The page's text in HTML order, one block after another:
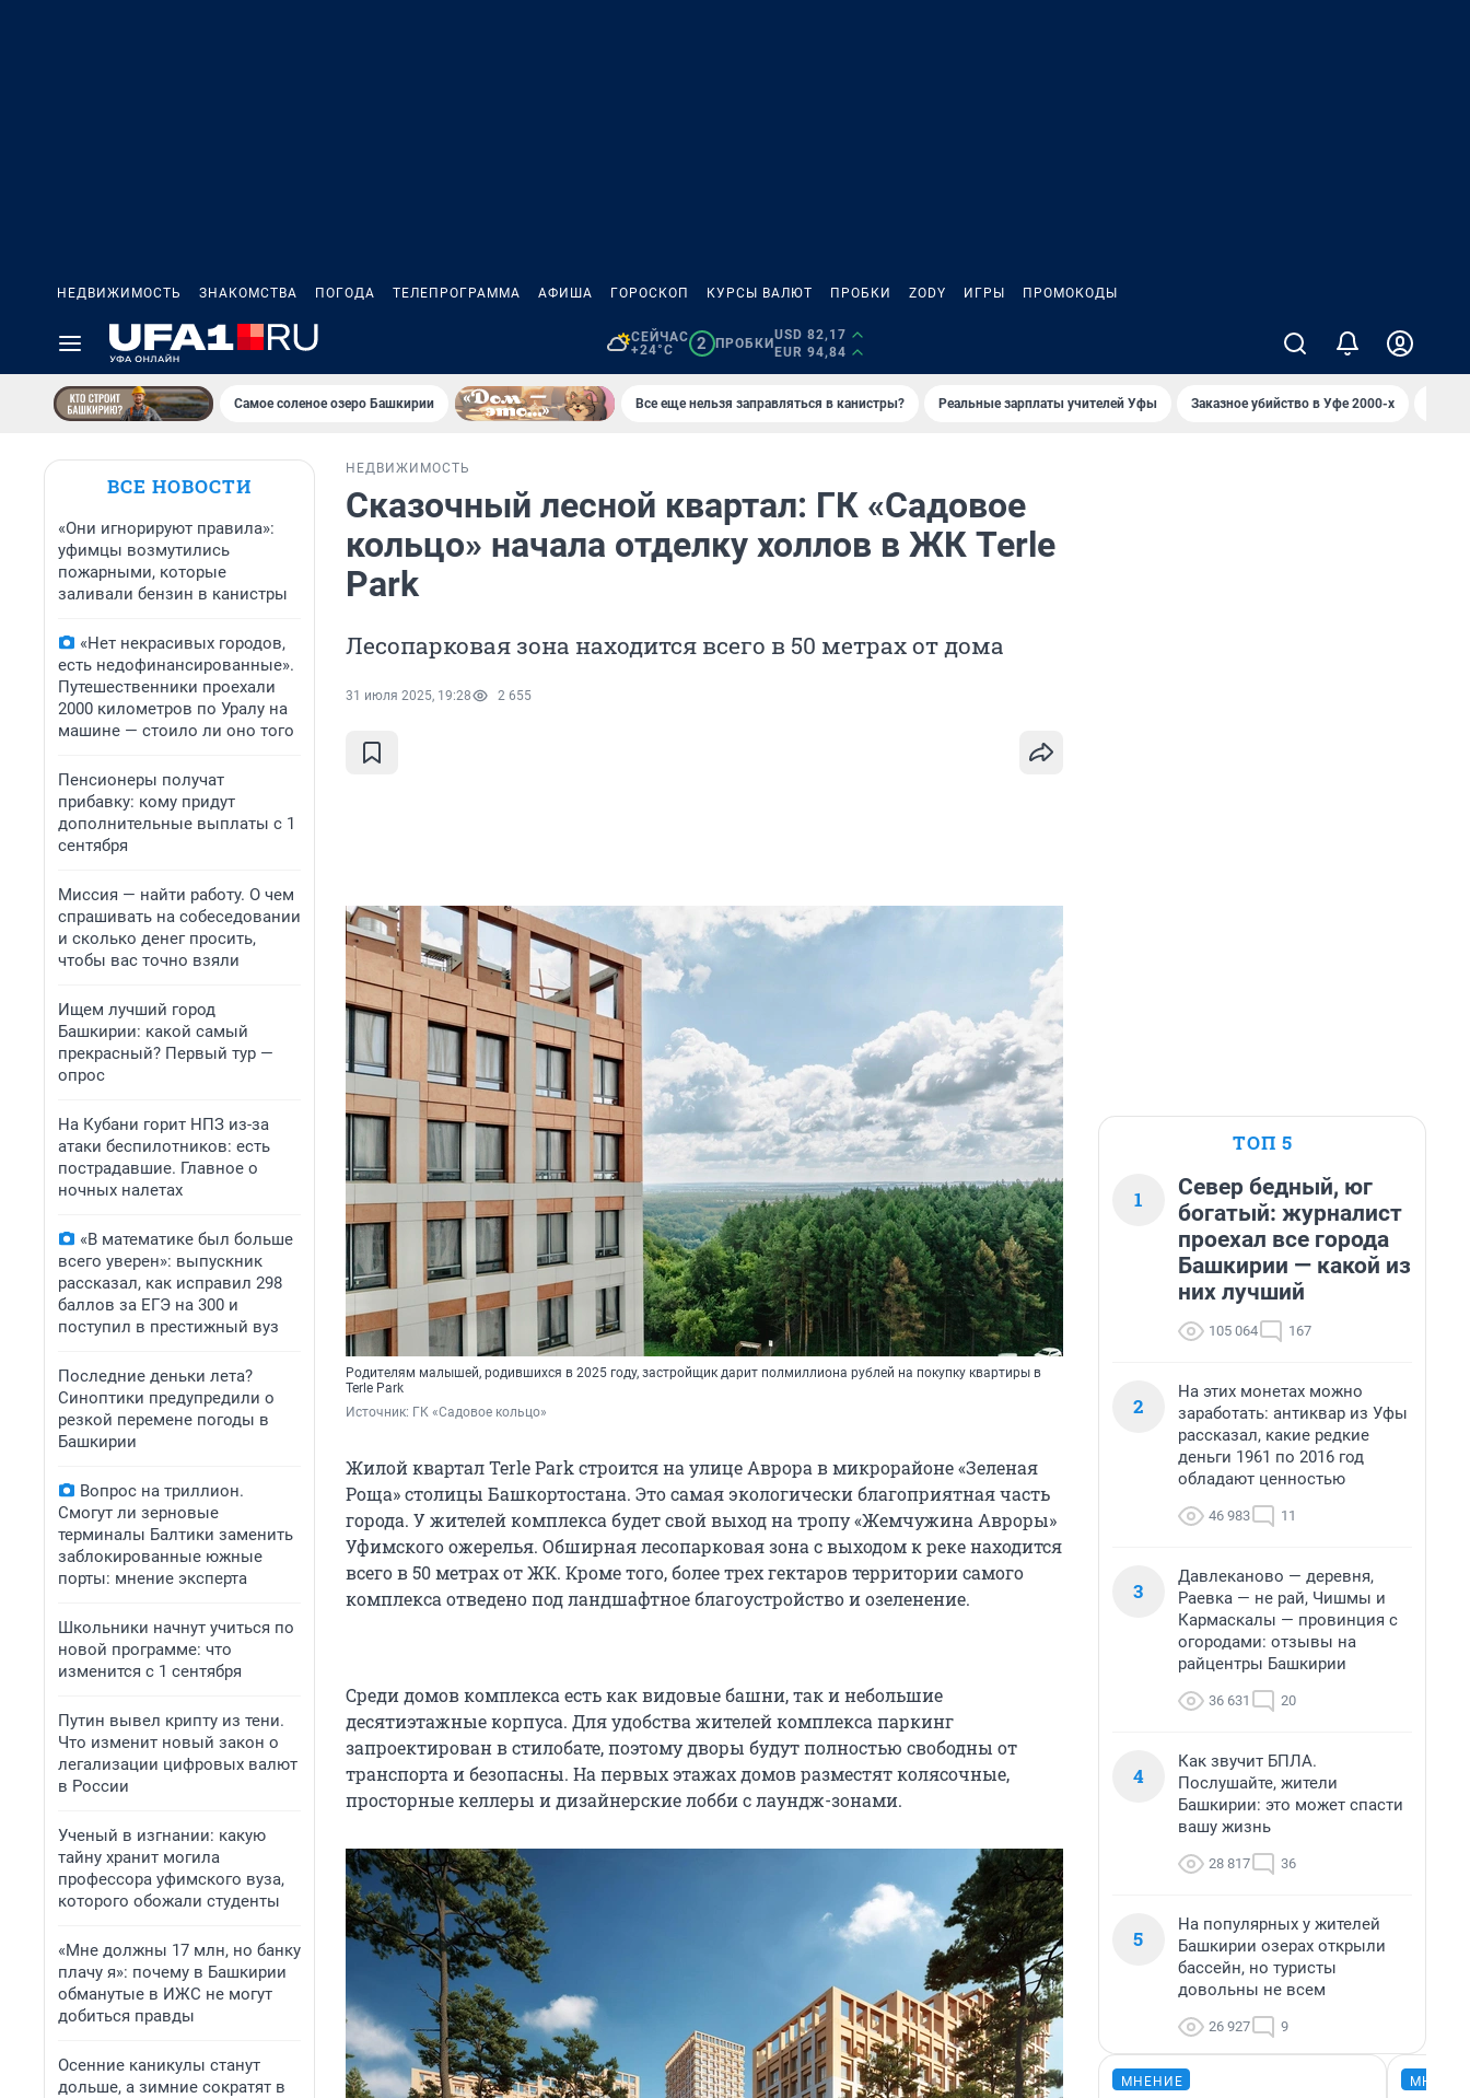
НЕДВИЖИМОСТЬ ЗНАКОМСТВА ПОГОДА ТЕЛЕПРОГРАММА АФИША ГОРОСКОП КУРСЫ ВАЛЮТ ПРОБКИ ZODY ИГРЫ ПРОМОКОДЫ
СЕЙЧАС
+24°C
2 ПРОБКИ
USD 82,17
EUR 94,84
Самое соленое озеро Башкирии Все еще нельзя заправляться в канистры? Реальные зарплаты учителей Уфы Заказное убийство в Уфе 2000-х
ВСЕ НОВОСТИ
«Они игнорируют правила»:
уфимцы возмутились
пожарными, которые
заливали бензин в канистры
«Нет некрасивых городов,
есть недофинансированные».
Путешественники проехали
2000 километров по Уралу на
машине — стоило ли оно того
Пенсионеры получат
прибавку: кому придут
дополнительные выплаты с 1
сентября
Миссия — найти работу. О чем
спрашивать на собеседовании
и сколько денег просить,
чтобы вас точно взяли
Ищем лучший город
Башкирии: какой самый
прекрасный? Первый тур —
опрос
На Кубани горит НПЗ из-за
атаки беспилотников: есть
пострадавшие. Главное о
ночных налетах
«В математике был больше
всего уверен»: выпускник
рассказал, как исправил 298
баллов за ЕГЭ на 300 и
поступил в престижный вуз
Последние деньки лета?
Синоптики предупредили о
резкой перемене погоды в
Башкирии
Вопрос на триллион.
Смогут ли зерновые
терминалы Балтики заменить
заблокированные южные
порты: мнение эксперта
Школьники начнут учиться по
новой программе: что
изменится с 1 сентября
Путин вывел крипту из тени.
Что изменит новый закон о
легализации цифровых валют
в России
Ученый в изгнании: какую
тайну хранит могила
профессора уфимского вуза,
которого обожали студенты
«Мне должны 17 млн, но банку
плачу я»: почему в Башкирии
обманутые в ИЖС не могут
добиться правды
Осенние каникулы станут
дольше, а зимние сократят в
НЕДВИЖИМОСТЬ
Сказочный лесной квартал: ГК «Садовое
кольцо» начала отделку холлов в ЖК Terle
Park
Лесопарковая зона находится всего в 50 метрах от дома
31 июля 2025, 19:28 2 655
Родителям малышей, родившихся в 2025 году, застройщик дарит полмиллиона рублей на покупку квартиры в
Terle Park
Источник: ГК «Садовое кольцо»
Жилой квартал Terle Park строится на улице Аврора в микрорайоне «Зеленая
Роща» столицы Башкортостана. Это самая экологически благоприятная часть
города. У жителей комплекса будет свой выход на тропу «Жемчужина Авроры»
Уфимского ожерелья. Обширная лесопарковая зона с выходом к реке находится
всего в 50 метрах от ЖК. Кроме того, более трех гектаров территории самого
комплекса отведено под ландшафтное благоустройство и озеленение.
Среди домов комплекса есть как видовые башни, так и небольшие
десятиэтажные корпуса. Для удобства жителей комплекса паркинг
запроектирован в стилобате, поэтому дворы будут полностью свободны от
транспорта и безопасны. На первых этажах домов разместят колясочные,
просторные келлеры и дизайнерские лобби с лаундж-зонами.
ТОП 5
1
Север бедный, юг
богатый: журналист
проехал все города
Башкирии — какой из
них лучший
105 064 167
2
На этих монетах можно
заработать: антиквар из Уфы
рассказал, какие редкие
деньги 1961 по 2016 год
обладают ценностью
46 983 11
3
Давлеканово — деревня,
Раевка — не рай, Чишмы и
Кармаскалы — провинция с
огородами: отзывы на
райцентры Башкирии
36 631 20
4
Как звучит БПЛА.
Послушайте, жители
Башкирии: это может спасти
вашу жизнь
28 817 36
5
На популярных у жителей
Башкирии озерах открыли
бассейн, но туристы
довольны не всем
26 927 9
МНЕНИЕ